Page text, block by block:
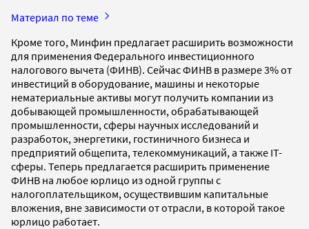
Материал по теме
Кроме того, Минфин предлагает расширить возможности
для применения Федерального инвестиционного
налогового вычета (ФИНВ). Сейчас ФИНВ в размере 3% от
инвестиций в оборудование, машины и некоторые
нематериальные активы могут получить компании из
добывающей промышленности, обрабатывающей
промышленности, сферы научных исследований и
разработок, энергетики, гостиничного бизнеса и
предприятий общепита, телекоммуникаций, а также IT-
сферы. Теперь предлагается расширить применение
ФИНВ на любое юрлицо из одной группы с
налогоплательщиком, осуществившим капитальные
вложения, вне зависимости от отрасли, в которой такое
юрлицо работает.